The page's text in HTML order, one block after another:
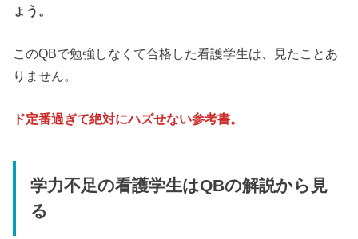
ょう。
このQBで勉強しなくて合格した看護学生は、見たことあ
りません。
ド定番過ぎて絶対にハズせない参考書。
学力不足の看護学生はQBの解説から見
る